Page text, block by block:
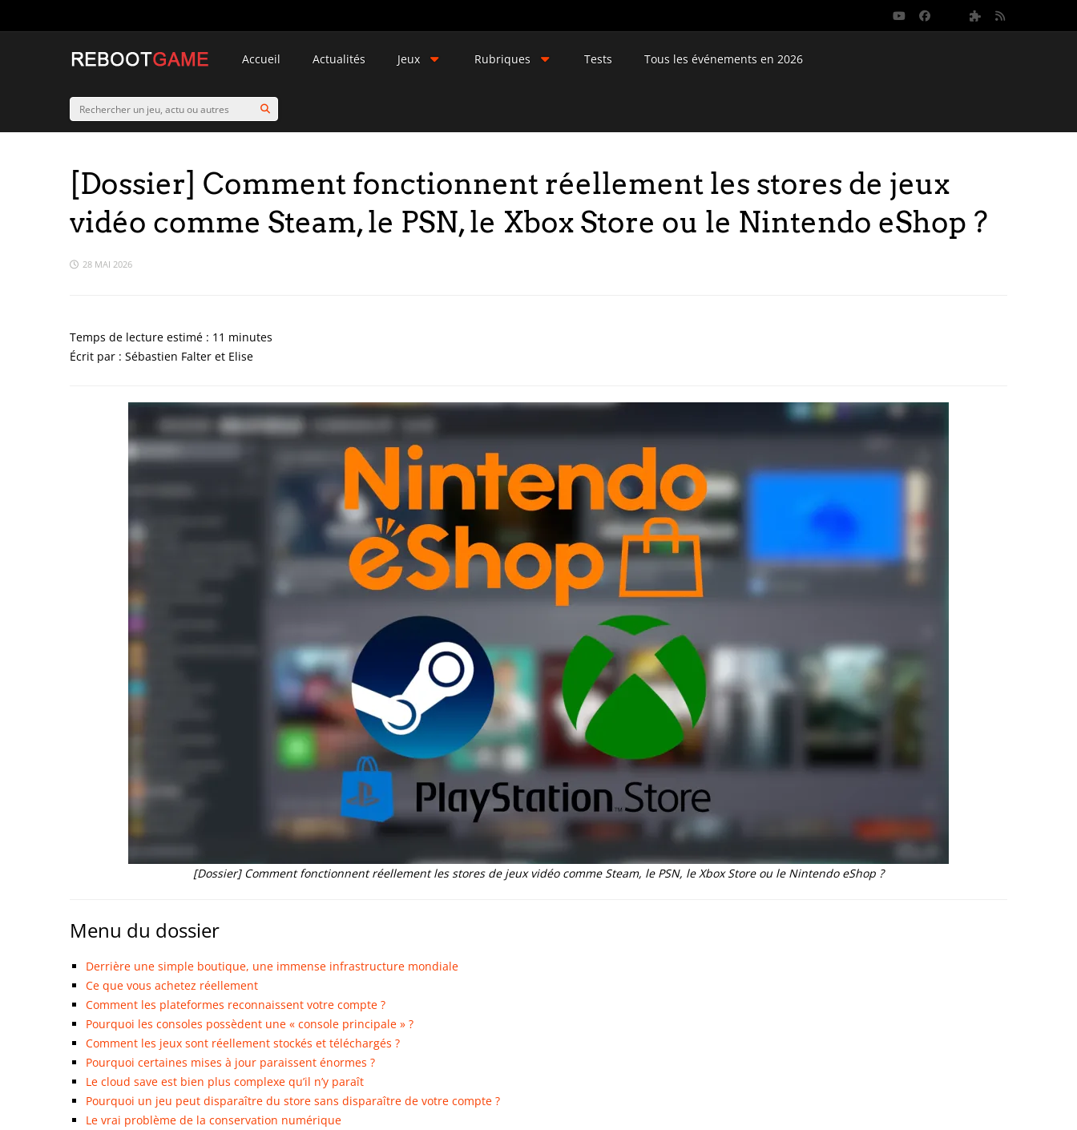
Accueil Actualités Jeux Rubriques Tests Tous les événements en 2026
[Dossier] Comment fonctionnent réellement les stores de jeux
vidéo comme Steam, le PSN, le Xbox Store ou le Nintendo eShop ?
28 MAI 2026
Écrit par : Sébastien Falter et Elise
[Dossier] Comment fonctionnent réellement les stores de jeux vidéo comme Steam, le PSN, le Xbox Store ou le Nintendo eShop ?
Menu du dossier
Derrière une simple boutique, une immense infrastructure mondiale
Ce que vous achetez réellement
Comment les plateformes reconnaissent votre compte ?
Pourquoi les consoles possèdent une « console principale » ?
Comment les jeux sont réellement stockés et téléchargés ?
Pourquoi certaines mises à jour paraissent énormes ?
Le cloud save est bien plus complexe qu’il n’y paraît
Pourquoi un jeu peut disparaître du store sans disparaître de votre compte ?
Le vrai problème de la conservation numérique